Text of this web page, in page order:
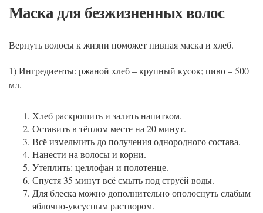
Маска для безжизненных волос
Вернуть волосы к жизни поможет пивная маска и хлеб.
1) Ингредиенты: ржаной хлеб – крупный кусок; пиво – 500
мл.
Хлеб раскрошить и залить напитком.
Оставить в тёплом месте на 20 минут.
Всё измельчить до получения однородного состава.
Нанести на волосы и корни.
Утеплить: целлофан и полотенце.
Спустя 35 минут всё смыть под струёй воды.
Для блеска можно дополнительно ополоснуть слабым
яблочно-уксусным раствором.